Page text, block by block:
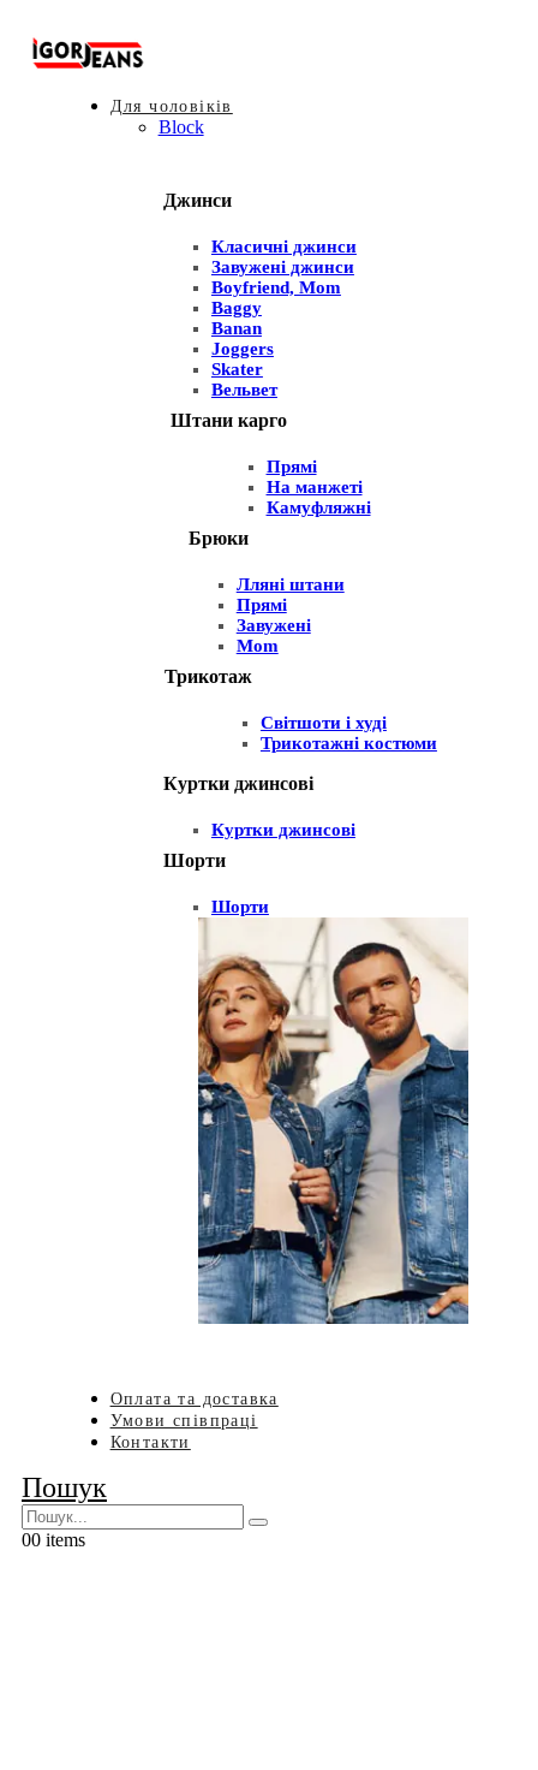
Для чоловіків
Block
Джинси
Класичні джинси
Завужені джинси
Boyfriend, Mom
Baggy
Banan
Joggers
Skater
Вельвет
Штани карго
Прямі
На манжеті
Камуфляжні
Брюки
Лляні штани
Прямі
Завужені
Mom
Трикотаж
Світшоти і худі
Трикотажні костюми
Куртки джинсові
Куртки джинсові
Шорти
Шорти
Оплата та доставка
Умови співпраці
Контакти
Пошук
00 items